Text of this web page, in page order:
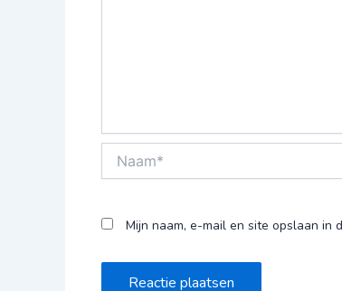
Mijn naam, e-mail en site opslaan in